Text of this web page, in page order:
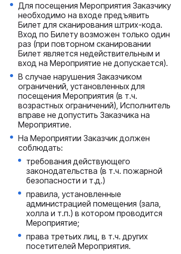
Для посещения Мероприятия Заказчику
необходимо на входе предъявить
Билет для сканирования штрих-кода.
Вход по Билету возможен только один
раз (при повторном сканировании
Билет является недействительным и
вход на Мероприятие не допускается).
В случае нарушения Заказчиком
ограничений, установленных для
посещения Мероприятия (в т.ч.
возрастных ограничений), Исполнитель
вправе не допустить Заказчика на
Мероприятие.
На Мероприятии Заказчик должен
соблюдать:
требования действующего
законодательства (в т.ч. пожарной
безопасности и т.д.)
правила, установленные
администрацией помещения (зала,
холла и т.п.) в котором проводится
Мероприятие;
права третьих лиц, в т.ч. других
посетителей Мероприятия.